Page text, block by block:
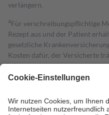
verlängern.
4Für verschreibungspflichtige
Rezept aus und der Patient
gesetzliche
Kosten dafür, der Versicherte
mit.
Grundsätzlich leisten Mitglieder
höchstens zehn Euro.
Es sind
Kosten der Leistung zu